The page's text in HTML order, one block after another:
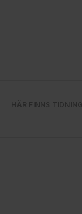
HÄR FINNS